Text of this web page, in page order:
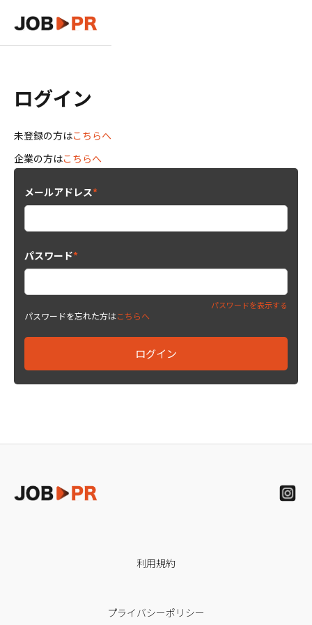
ログイン
未登録の方はこちらへ
企業の方はこちらへ
メールアドレス*
パスワード*
パスワードを表示する
パスワードを忘れた方はこちらへ
利用規約
プライバシーポリシー